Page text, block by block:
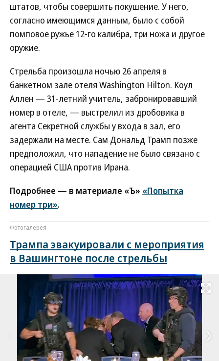
штатов, чтобы совершить покушение. У него,
согласно имеющимся данным, было с собой
помповое ружье 12-го калибра, три ножа и другое
оружие.
Стрельба произошла ночью 26 апреля в
банкетном зале отеля Washington Hilton. Коул
Аллен — 31-летний учитель, забронировавший
номер в отеле, — выстрелил из дробовика в
агента Секретной службы у входа в зал, его
задержали на месте. Сам Дональд Трамп позже
предположил, что нападение не было связано с
операцией США против Ирана.
Подробнее — в материале «Ъ» «Попытка
номер три».
Фотогалерея
Трампа эвакуировали с мероприятия
в Вашингтоне после стрельбы
Развернуть